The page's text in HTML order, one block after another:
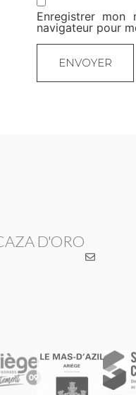
Enregistrer
navigateur pour
D'ORO